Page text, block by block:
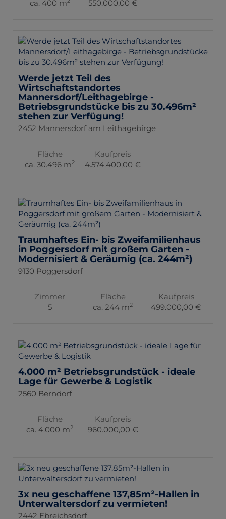
ca. 400 m 550.000,00 €
Werde jetzt Teil des
Wirtschaftstandortes
Mannersdorf/Leithagebirge -
Betriebsgrundstücke bis zu 30.496m²
stehen zur Verfügung!
2452 Mannersdorf am Leithagebirge
Fläche
ca. 30.496 m2
Kaufpreis
4.574.400,00 €
Traumhaftes Ein- bis Zweifamilienhaus
in Poggersdorf mit großem Garten -
Modernisiert & Geräumig (ca. 244m²)
9130 Poggersdorf
Zimmer
5
Fläche
ca. 244 m2
Kaufpreis
499.000,00 €
4.000 m² Betriebsgrundstück - ideale
Lage für Gewerbe & Logistik
2560 Berndorf
Fläche
ca. 4.000 m2
Kaufpreis
960.000,00 €
3x neu geschaffene 137,85m²-Hallen in
Unterwaltersdorf zu vermieten!
2442 Ebreichsdorf